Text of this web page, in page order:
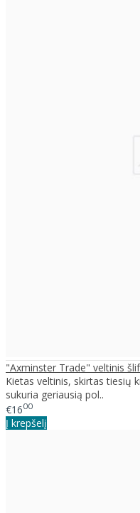
"Axminster Trade" veltinis
Kietas veltinis, skirtas tiesių
sukuria geriausią pol..
€1600
Į krepšelį